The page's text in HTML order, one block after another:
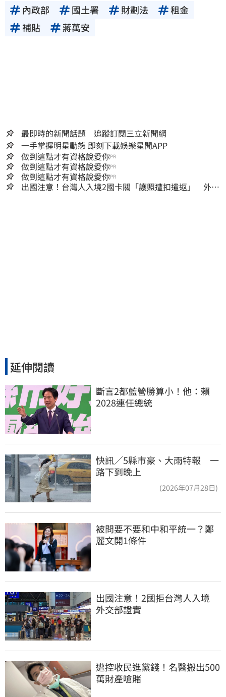
內政部 國土署 財劃法
租金
補貼
蔣萬安
最即時的新聞話題 追蹤訂閱三立新聞網
一手掌握明星動態 即刻下載娛樂星聞APP
做到這點才有資格說愛你PR
做到這點才有資格說愛你PR
做到這點才有資格說愛你PR
出國注意！台灣人入境2國卡關「護照遭扣遣返」 外交
延伸閱讀
斷言2都藍營勝算小！他：賴
2028連任總統
快訊／5縣市豪、大雨特報 一
路下到晚上
(2026年07月28日)
被問要不要和中和平統一？鄭
麗文開1條件
出國注意！2國拒台灣人入境
外交部證實
遭控收民進黨錢！名醫搬出500
萬財產嗆賭